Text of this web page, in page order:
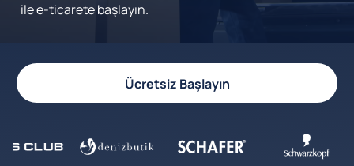
ile e-ticarete başlayın.
Ücretsiz Başlayın